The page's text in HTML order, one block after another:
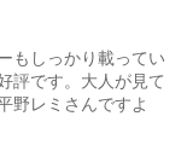
もしっかり載ってい
評です。大人が見て
野レミさんですよ